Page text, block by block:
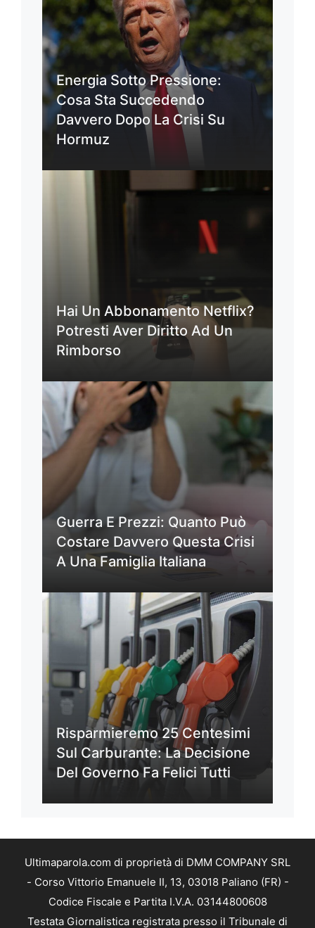
Energia Sotto Pressione:
Cosa Sta Succedendo
Davvero Dopo La Crisi Su
Hormuz
Hai Un Abbonamento Netflix?
Potresti Aver Diritto Ad Un
Rimborso
Guerra E Prezzi: Quanto Può
Costare Davvero Questa Crisi
A Una Famiglia Italiana
Risparmieremo 25 Centesimi
Sul Carburante: La Decisione
Del Governo Fa Felici Tutti
Ultimaparola.com di proprietà di DMM COMPANY SRL
- Corso Vittorio Emanuele II, 13, 03018 Paliano (FR) -
Codice Fiscale e Partita I.V.A. 03144800608
Testata Giornalistica registrata presso il Tribunale di